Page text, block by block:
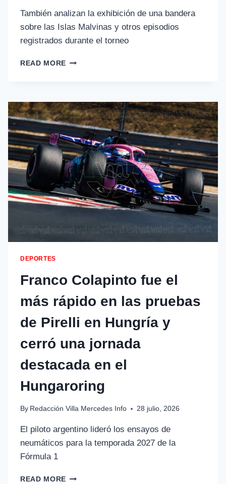
También analizan la exhibición de una bandera
sobre las Islas Malvinas y otros episodios
registrados durante el torneo
READ MORE
DEPORTES
Franco Colapinto fue el
más rápido en las pruebas
de Pirelli en Hungría y
cerró una jornada
destacada en el
Hungaroring
By Redacción Villa Mercedes Info 28 julio, 2026
El piloto argentino lideró los ensayos de
neumáticos para la temporada 2027 de la
Fórmula 1
READ MORE